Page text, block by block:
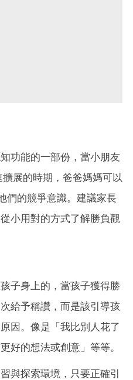
功能的一部份，當小朋友
展的時期，爸爸媽媽可以
們的競爭意識。建議家長
小用對的方式了解勝負觀
子身上的，當孩子獲得勝
給予稱讚，而是該引導孩
因。像是「我比別人花了
好的想法或創意」等等。
與探索環境，只要正確引